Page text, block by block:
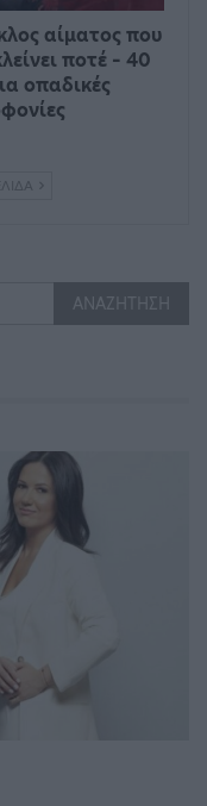
αίματος που
ποτέ – 40
οπαδικές